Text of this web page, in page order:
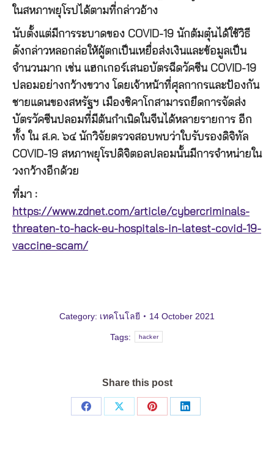
ในสหภาพยุโรปได้ตามที่กล่าวอ้าง
นับตั้งแต่มีการระบาดของ COVID-19 นักต้มตุ๋นได้ใช้วิธี
ดังกล่าวหลอกล่อให้ผู้ตกเป็นเหยื่อส่งเงินและข้อมูลเป็น
จำนวนมาก เช่น แฮกเกอร์เสนอบัตรฉีดวัคซีน COVID-19
ปลอมอย่างกว้างขวาง โดยเจ้าหน้าที่ศุลกากรและป้องกัน
ชายแดนของสหรัฐฯ เมืองชิคาโกสามารถยึดการจัดส่ง
บัตรวัคซีนปลอมที่มีต้นกำเนิดในจีนได้หลายรายการ อีก
ทั้ง ใน ส.ค. ๖๔ นักวิจัยตรวจสอบพบว่าใบรับรองดิจิทัล
COVID-19 สหภาพยุโรปดิจิตอลปลอมนั้นมีการจำหน่ายใน
วงกว้างอีกด้วย
ที่มา :
https://www.zdnet.com/article/cybercriminals-
threaten-to-hack-eu-hospitals-in-latest-covid-19-
vaccine-scam/
Category: เทคโนโลยี 14 October 2021
Tags: hacker
Share this post
Share
Share
Share
Share